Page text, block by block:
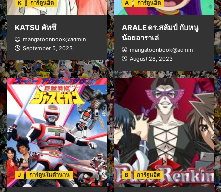
K การ์ตูนฮิต
KATSU คัทซึ
mangatoonbook@admin
September 5, 2023
A การ์ตูนฮิต
ARALE ดร.สลัมป์ กับหนู
น้อยอาราเล่
mangatoonbook@admin
August 28, 2023
J การ์ตูนในตำนาน B การ์ตูนฮิต